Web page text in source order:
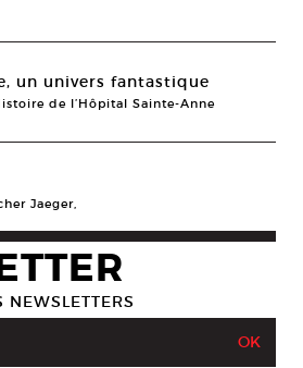
un univers fantastique
de l’Hôpital Sainte-Anne
Jaeger,
NEWSLETTERS